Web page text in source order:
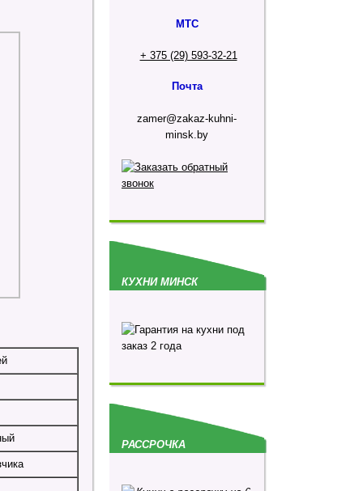
МТС
+ 375 (29) 593-32-21
Почта
zamer@zakaz-kuhni-
minsk.by
КУХНИ МИНСК
РАССРОЧКА